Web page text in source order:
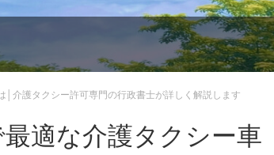
介護タクシー許可専門の行政書士が詳しく解説します
適な介護タクシー車